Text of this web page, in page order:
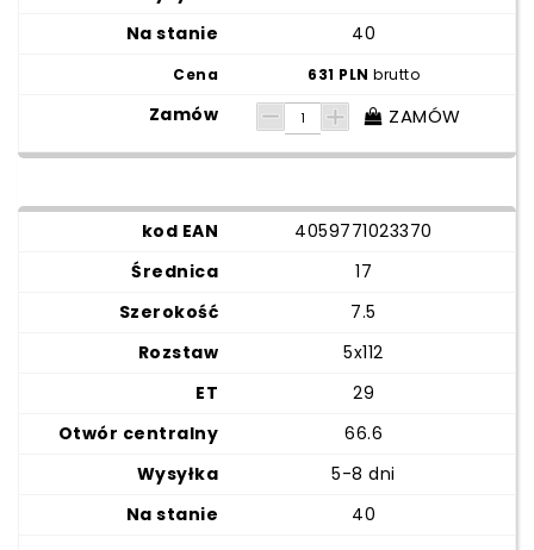
40
631 PLNbrutto
ZAMÓW
4059771023370
17
7.5
5x112
29
66.6
5-8 dni
40